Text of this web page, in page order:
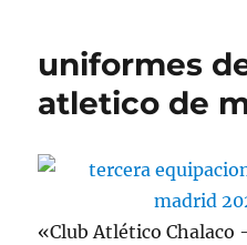
uniformes
atletico de
«Club Atlético Chalaco